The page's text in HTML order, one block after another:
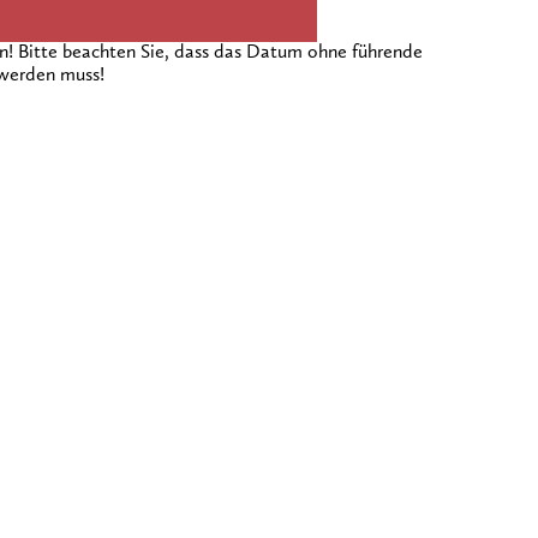
Bitte beachten Sie, dass das Datum ohne führende
muss!